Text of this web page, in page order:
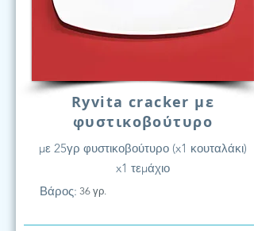
Ryvita cracker με
φυστικοβούτυρο
με 25γρ φυστικοβούτυρο (x1 κουταλάκι)
x1 τεμάχιο
Βάρος: 36 γρ.